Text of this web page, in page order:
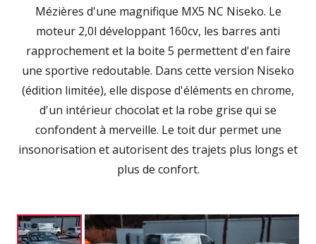
Mézières d'une magnifique MX5 NC Niseko. Le
moteur 2,0l développant 160cv, les barres anti
rapprochement et la boite 5 permettent d'en faire
une sportive redoutable. Dans cette version Niseko
(édition limitée), elle dispose d'éléments en chrome,
d'un intérieur chocolat et la robe grise qui se
confondent à merveille. Le toit dur permet une
insonorisation et autorisent des trajets plus longs et
plus de confort.